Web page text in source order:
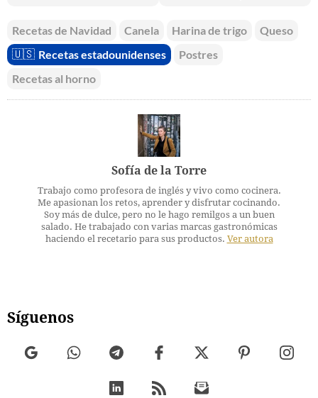
Recetas de Navidad Canela Harina de trigo
Queso
🇺🇸 Recetas estadounidenses
Postres
Recetas al horno
Sofía de la Torre
Trabajo como profesora de inglés y vivo como cocinera.
Me apasionan los retos, aprender y disfrutar cocinando.
Soy más de dulce, pero no le hago remilgos a un buen
salado. He trabajado con varias marcas gastronómicas
haciendo el recetario para sus productos. Ver autora
Síguenos